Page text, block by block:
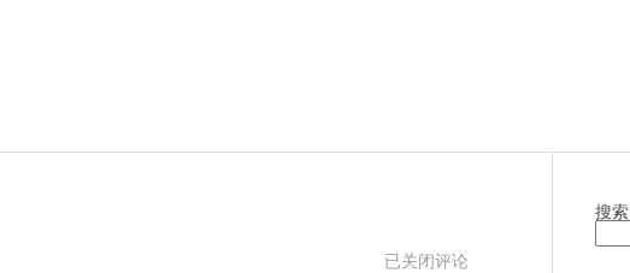
筋
已关闭评论
搜索